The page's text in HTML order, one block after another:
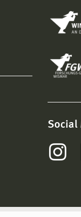
Social